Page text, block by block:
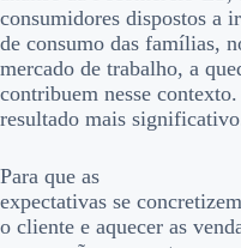
consumidores dispostos a
de consumo das famílias,
mercado de trabalho, a
contribuem nesse
resultado mais
Para que as
expectativas se
o cliente e aquecer as